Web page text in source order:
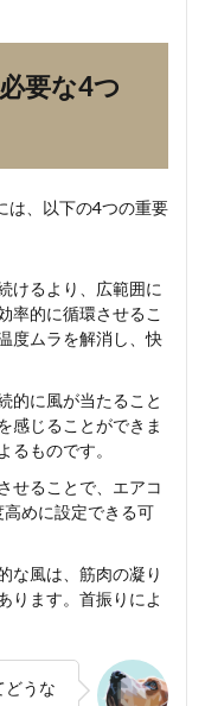
要な4つ
は、以下の4つの重要
けるより、広範囲に
率的に循環させるこ
度ムラを解消し、快
的に風が当たること
感じることができま
るものです。
せることで、エアコ
めに設定できる可
な風は、筋肉の凝り
ります。首振りによ
どうな